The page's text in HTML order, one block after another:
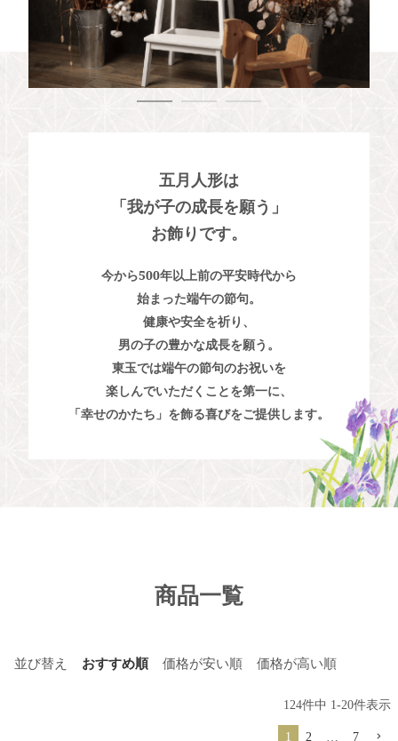
五月人形は
「我が子の成長を願う」
お飾りです。
今から500年以上前の平安時代から
始まった端午の節句。
健康や安全を祈り、
男の子の豊かな成長を願う。
東玉では端午の節句のお祝いを
楽しんでいただくことを第一に、
「幸せのかたち」を飾る喜びをご提供します。
商品一覧
並び替え おすすめ順 価格が安い順 価格が高い順
124件中 1-20件表示
1 2 … 7